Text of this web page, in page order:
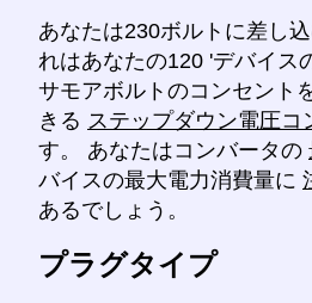
あなたは230ボルトに差し
れはあなたの120 'デバイス
サモアボルトのコンセント
きる ステップダウン電圧コ
す。 あなたはコンバータの
バイスの最大電力消費量に
あるでしょう。
プラグタイプ